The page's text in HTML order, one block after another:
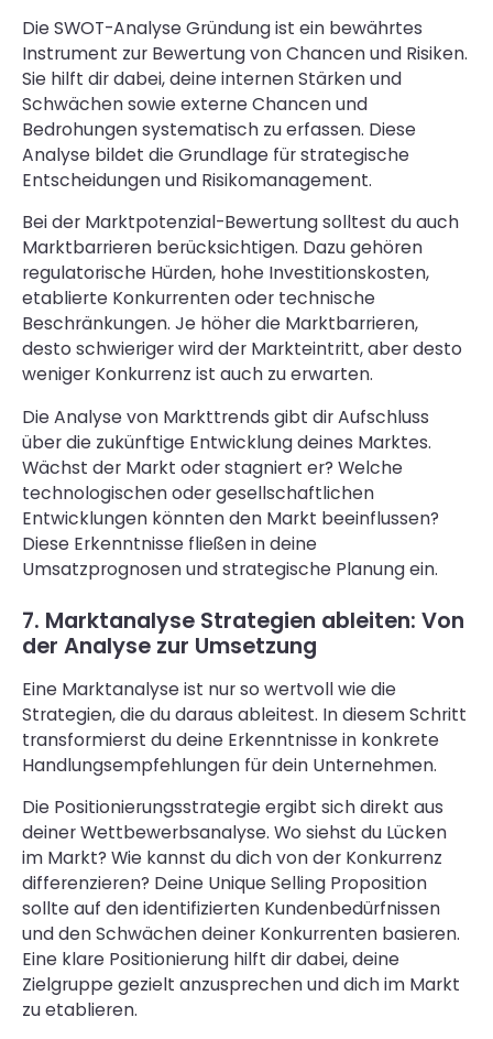
Die SWOT-Analyse Gründung ist ein bewährtes
Instrument zur Bewertung von Chancen und Risiken.
Sie hilft dir dabei, deine internen Stärken und
Schwächen sowie externe Chancen und
Bedrohungen systematisch zu erfassen. Diese
Analyse bildet die Grundlage für strategische
Entscheidungen und Risikomanagement.
Bei der Marktpotenzial-Bewertung solltest du auch
Marktbarrieren berücksichtigen. Dazu gehören
regulatorische Hürden, hohe Investitionskosten,
etablierte Konkurrenten oder technische
Beschränkungen. Je höher die Marktbarrieren,
desto schwieriger wird der Markteintritt, aber desto
weniger Konkurrenz ist auch zu erwarten.
Die Analyse von Markttrends gibt dir Aufschluss
über die zukünftige Entwicklung deines Marktes.
Wächst der Markt oder stagniert er? Welche
technologischen oder gesellschaftlichen
Entwicklungen könnten den Markt beeinflussen?
Diese Erkenntnisse fließen in deine
Umsatzprognosen und strategische Planung ein.
7. Marktanalyse Strategien ableiten: Von
der Analyse zur Umsetzung
Eine Marktanalyse ist nur so wertvoll wie die
Strategien, die du daraus ableitest. In diesem Schritt
transformierst du deine Erkenntnisse in konkrete
Handlungsempfehlungen für dein Unternehmen.
Die Positionierungsstrategie ergibt sich direkt aus
deiner Wettbewerbsanalyse. Wo siehst du Lücken
im Markt? Wie kannst du dich von der Konkurrenz
differenzieren? Deine Unique Selling Proposition
sollte auf den identifizierten Kundenbedürfnissen
und den Schwächen deiner Konkurrenten basieren.
Eine klare Positionierung hilft dir dabei, deine
Zielgruppe gezielt anzusprechen und dich im Markt
zu etablieren.